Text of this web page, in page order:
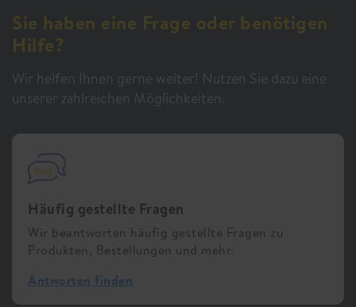
Sie haben eine Frage oder benötigen
Hilfe?
Wir helfen Ihnen gerne weiter! Nutzen Sie dazu eine
unserer zahlreichen Möglichkeiten.
Häufig gestellte Fragen
Wir beantworten häufig gestellte Fragen zu
Produkten, Bestellungen und mehr.
Antworten finden